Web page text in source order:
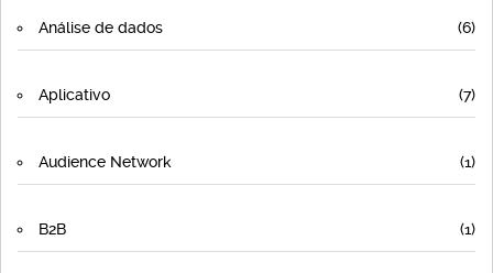
Análise de dados (6)
Aplicativo (7)
Audience Network (1)
B2B (1)